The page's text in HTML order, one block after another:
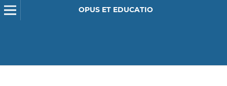
OPUS ET EDUCATIO